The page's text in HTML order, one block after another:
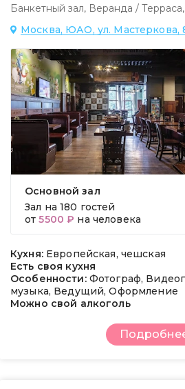
Банкетный зал, Веранда / Терраса,
Москва, ЮАО, ул. Мастеркова,
Основной зал
Зал на 180 гостей
от5500 ₽ на человека
Кухня: Европейская, чешская
Есть своя кухня
Особенности: Фотограф,
музыка, Ведущий, Оформление
Можно свой алкоголь